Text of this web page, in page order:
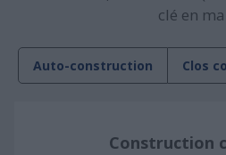
clé en
Auto-construction Clos
Construction